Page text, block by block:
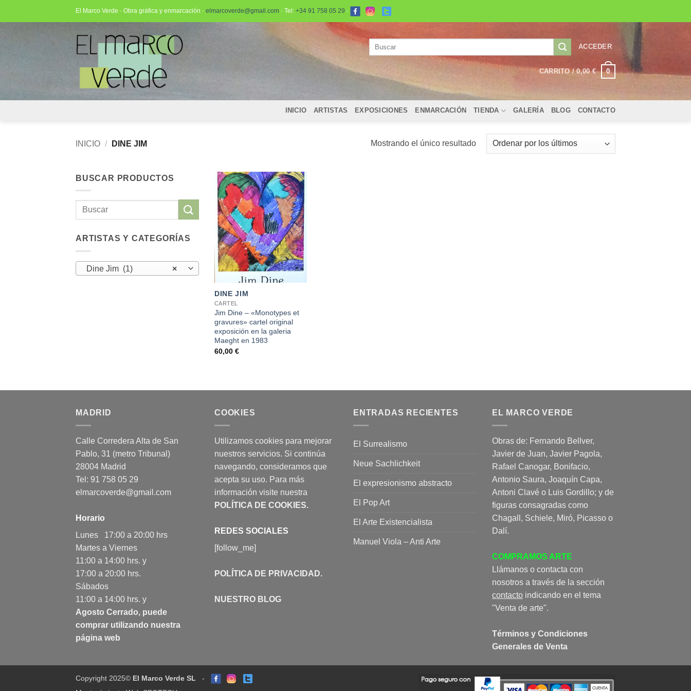
El Marco Verde · Obra gráfica y enmarcación · elmarcoverde@gmail.com · Tel: +34 91 758 05 29 ·
ACCEDER
CARRITO /0,00€ 0
INICIO ARTISTAS EXPOSICIONES ENMARCACIÓN TIENDA GALERÍA BLOG CONTACTO
INICIO / DINE JIM Mostrando el único resultado
BUSCAR PRODUCTOS
Buscar
ARTISTAS Y CATEGORÍAS
×
Dine Jim (1)
+
DINE JIM
CARTEL
Jim Dine – «Monotypes et
gravures» cartel original
exposición en la galeria
Maeght en 1983
60,00 €
MADRID
Calle Corredera Alta de San
Pablo, 31 (metro Tribunal)
28004 Madrid
Tel: 91 758 05 29
elmarcoverde@gmail.com
Horario
Lunes 17:00 a 20:00 hrs
Martes a Viernes
11:00 a 14:00 hrs. y
17:00 a 20:00 hrs.
Sábados
11:00 a 14:00 hrs. y
Agosto Cerrado, puede
comprar utilizando nuestra
página web
COOKIES
Utilizamos cookies para mejorar
nuestros servicios. Si continúa
navegando, consideramos que
acepta su uso. Para más
información visite nuestra
POLÍTICA DE COOKIES.
REDES SOCIALES
[follow_me]
POLÍTICA DE PRIVACIDAD.
NUESTRO BLOG
ENTRADAS RECIENTES
El Surrealismo
Neue Sachlichkeit
El expresionismo abstracto
El Pop Art
El Arte Existencialista
Manuel Viola – Anti Arte
EL MARCO VERDE
Obras de: Fernando Bellver,
Javier de Juan, Javier Pagola,
Rafael Canogar, Bonifacio,
Antonio Saura, Joaquín Capa,
Antoni Clavé o Luis Gordillo; y de
figuras consagradas como
Chagall, Schiele, Miró, Picasso o
Dalí.
COMPRAMOS ARTE
Llámanos o contacta con
nosotros a través de la sección
contacto indicando en el tema
"Venta de arte".
Términos y Condiciones
Generales de Venta
Copyright 2025© El Marco Verde SL -